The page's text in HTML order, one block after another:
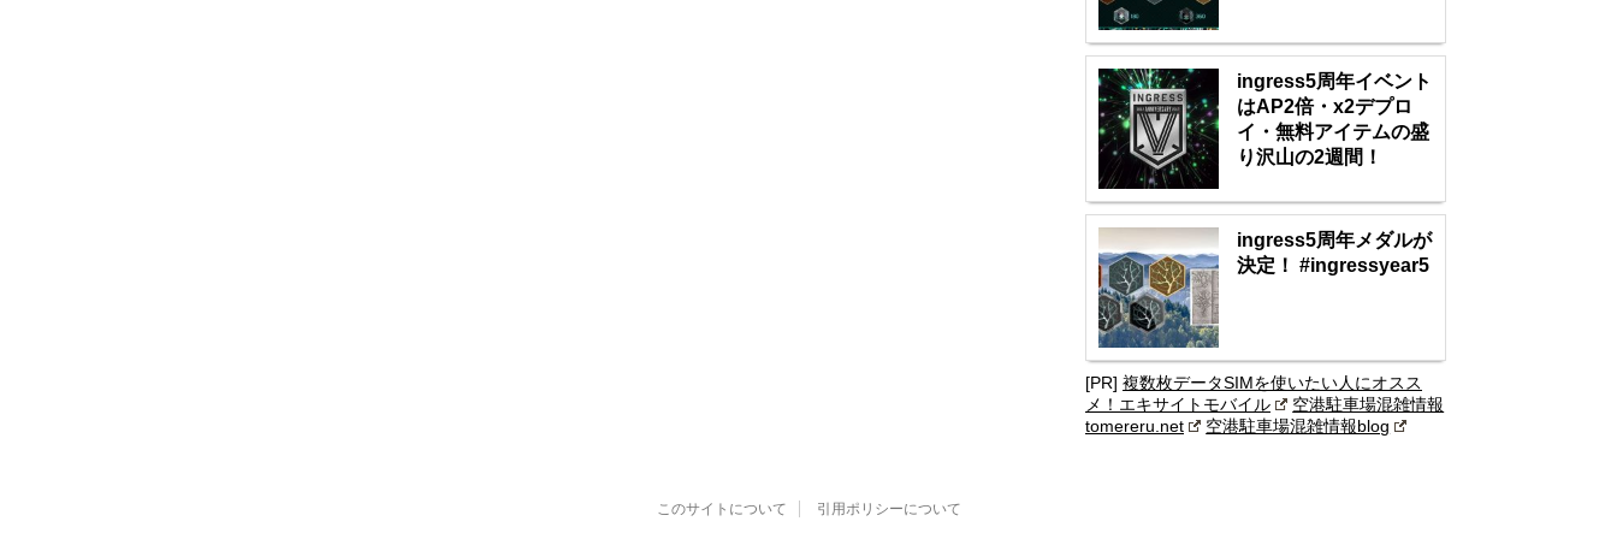
ingress5周年イベント
はAP2倍・x2デプロ
イ・無料アイテムの盛
り沢山の2週間！
ingress5周年メダルが
決定！ #ingressyear5
[PR] 複数枚データSIMを使いたい人にオスス
メ！エキサイトモバイル
空港駐車場混雑情報
tomereru.net
空港駐車場混雑情報blog
このサイトについて 引用ポリシーについて